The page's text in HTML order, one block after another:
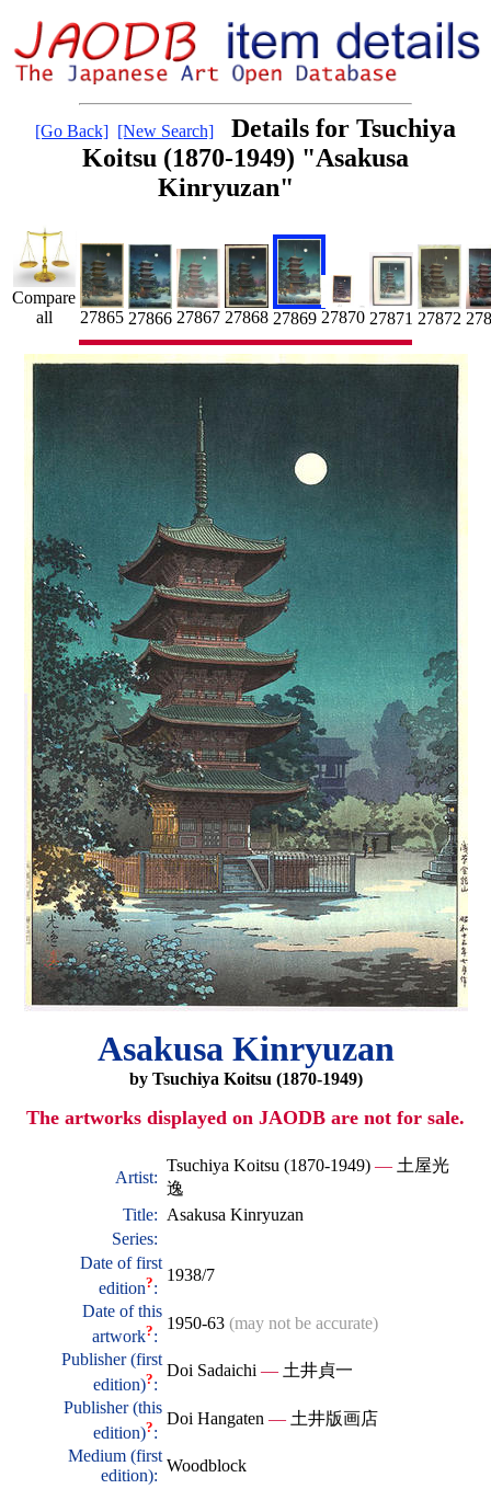
[Go Back] [New Search]
Details for Tsuchiya
Koitsu (1870-1949) "Asakusa
Kinryuzan"
Compare
all
27865 27866 27867 27868 27869 27870 27871 27872
Asakusa Kinryuzan
by Tsuchiya Koitsu (1870-1949)
The artworks displayed on JAODB are not for sale.
Artist:
Tsuchiya Koitsu (1870-1949) — 土屋光
逸
Title: Asakusa Kinryuzan
Series:
Date of first
edition?:
1938/7
Date of this
artwork?:
1950-63 (may not be accurate)
Publisher (first
edition)?:
Doi Sadaichi — 土井貞一
Publisher (this
edition)?:
Doi Hangaten — 土井版画店
Medium (first
edition):
Woodblock